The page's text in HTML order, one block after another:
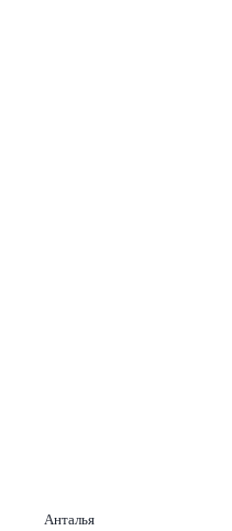
Анталья